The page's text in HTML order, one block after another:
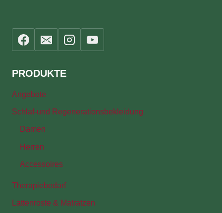
PRODUKTE
Angebote
Schlaf-und Regenerationsbekleidung
Damen
Herren
Accessoires
Therapiebedarf
Lattenroste & Matratzen